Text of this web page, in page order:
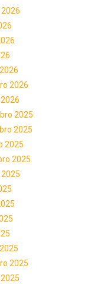
2026
2025
2025
2025
2025
2025